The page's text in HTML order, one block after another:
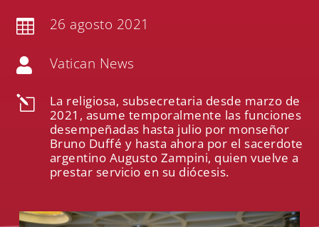
 26 agosto 2021
 Vatican News
l
La religiosa, subsecretaria desde marzo de
2021, asume temporalmente las funciones
desempeñadas hasta julio por monseñor
Bruno Duffé y hasta ahora por el sacerdote
argentino Augusto Zampini, quien vuelve a
prestar servicio en su diócesis.